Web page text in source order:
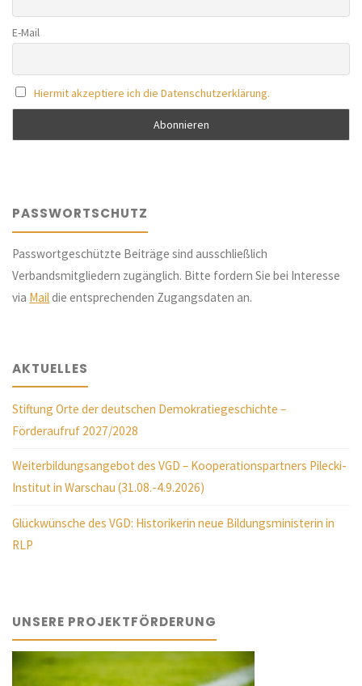
E-Mail
Hiermit akzeptiere ich die Datenschutzerklärung.
PASSWORTSCHUTZ
Passwortgeschützte Beiträge sind ausschließlich
Verbandsmitgliedern zugänglich. Bitte fordern Sie bei Interesse
via Maildie entsprechenden Zugangsdaten an.
AKTUELLES
Stiftung Orte der deutschen Demokratiegeschichte –
Förderaufruf 2027/2028
Weiterbildungsangebot des VGD – Kooperationspartners Pilecki-
Institut in Warschau (31.08.-4.9.2026)
Glückwünsche des VGD: Historikerin neue Bildungsministerin in
RLP
UNSERE PROJEKTFÖRDERUNG